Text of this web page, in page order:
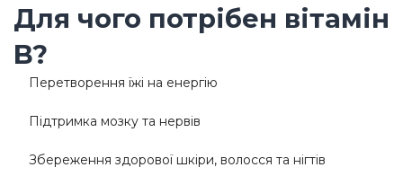
Для чого потрібен вітамін
B?
Перетворення їжі на енергію
Підтримка мозку та нервів
Збереження здорової шкіри, волосся та нігтів